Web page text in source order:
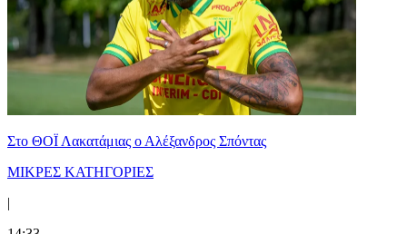
Στο ΘΟΪ Λακατάμιας ο Αλέξανδρος Σπόντας
ΜΙΚΡΕΣ ΚΑΤΗΓΟΡΙΕΣ
|